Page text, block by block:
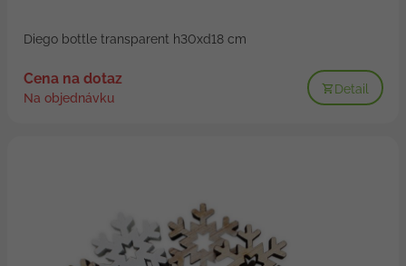
Diego bottle transparent h30xd18 cm
Cena na dotaz
Na objednávku
Detail